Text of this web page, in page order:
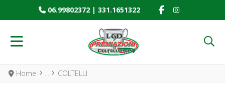
06.99802372| 331.1651322 FACEBOOK
INSTAGRAM
Home COLTELLI